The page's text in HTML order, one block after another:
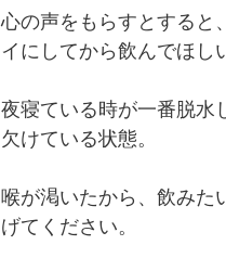
心の声をもらすとすると
イにしてから飲んでほし
夜寝ている時が一番脱水
欠けている状態。
喉が渇いたから、飲みた
げてください。